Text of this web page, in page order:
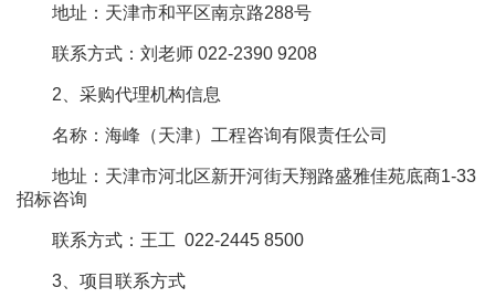
地址：天津市和平区南京路288号
联系方式：刘老师 022-2390 9208
2、采购代理机构信息
名称：海峰（天津）工程咨询有限责任公司
地址：天津市河北区新开河街天翔路盛雅佳苑底商1-33
招标咨询
联系方式：王工 022-2445 8500
3、项目联系方式